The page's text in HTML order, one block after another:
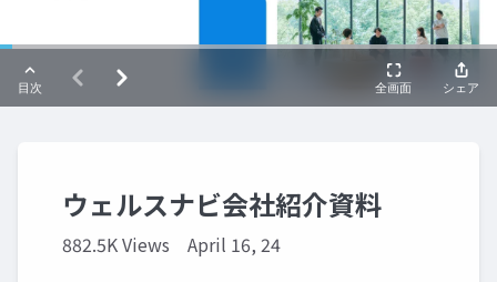
ウェルスナビ会社紹介資料
882.5K Views April 16, 24